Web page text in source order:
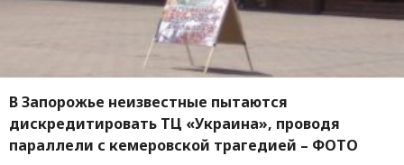
В Запорожье неизвестные пытаются
дискредитировать ТЦ «Украина», проводя
параллели с кемеровской трагедией – ФОТО